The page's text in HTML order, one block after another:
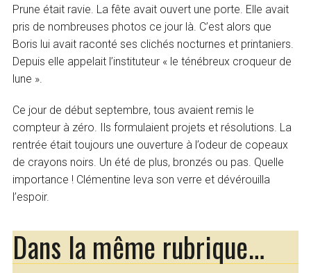
Prune était ravie. La fête avait ouvert une porte. Elle avait
pris de nombreuses photos ce jour là. C’est alors que
Boris lui avait raconté ses clichés nocturnes et printaniers.
Depuis elle appelait l’instituteur « le ténébreux croqueur de
lune ».
Ce jour de début septembre, tous avaient remis le
compteur à zéro. Ils formulaient projets et résolutions. La
rentrée était toujours une ouverture à l’odeur de copeaux
de crayons noirs. Un été de plus, bronzés ou pas. Quelle
importance ! Clémentine leva son verre et dévérouilla
l’espoir.
Dans la même rubrique…